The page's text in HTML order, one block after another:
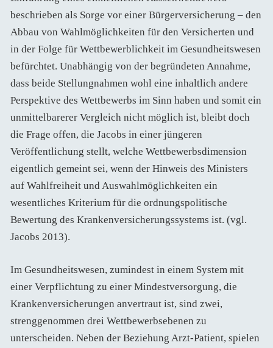
beschrieben als Sorge vor einer Bürgerversicherung – den
Abbau von Wahlmöglichkeiten für den Versicherten und
in der Folge für Wettbewerblichkeit im Gesundheitswesen
befürchtet. Unabhängig von der begründeten Annahme,
dass beide Stellungnahmen wohl eine inhaltlich andere
Perspektive des Wettbewerbs im Sinn haben und somit ein
unmittelbarerer Vergleich nicht möglich ist, bleibt doch
die Frage offen, die Jacobs in einer jüngeren
Veröffentlichung stellt, welche Wettbewerbsdimension
eigentlich gemeint sei, wenn der Hinweis des Ministers
auf Wahlfreiheit und Auswahlmöglichkeiten ein
wesentliches Kriterium für die ordnungspolitische
Bewertung des Krankenversicherungssystems ist. (vgl.
Jacobs 2013).
Im Gesundheitswesen, zumindest in einem System mit
einer Verpflichtung zu einer Mindestversorgung, die
Krankenversicherungen anvertraut ist, sind zwei,
strenggenommen drei Wettbewerbsebenen zu
unterscheiden. Neben der Beziehung Arzt-Patient, spielen